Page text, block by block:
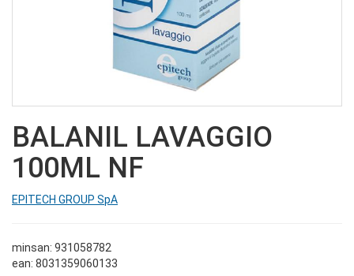
BALANIL LAVAGGIO
100ML NF
EPITECH GROUP SpA
minsan: 931058782
ean: 8031359060133